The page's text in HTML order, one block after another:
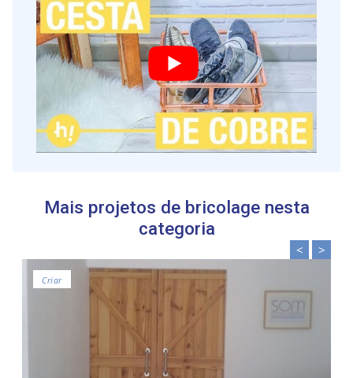
informações acerca da sua utilização do site com os
nossos parceiros de redes sociais, de publicidade e de
análise, que as podem combinar com outras informações
que lhes forneceu ou recolhidas por estes a partir da sua
utilização dos respetivos serviços.
Mais projetos de bricolage nesta
categoria
Criar
< >